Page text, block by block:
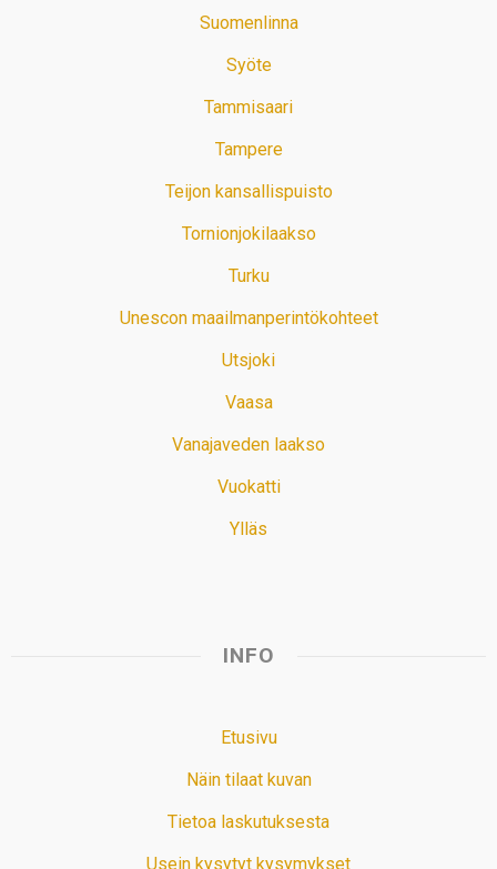
Suomenlinna
Syöte
Tammisaari
Tampere
Teijon kansallispuisto
Tornionjokilaakso
Turku
Unescon maailmanperintökohteet
Utsjoki
Vaasa
Vanajaveden laakso
Vuokatti
Ylläs
INFO
Etusivu
Näin tilaat kuvan
Tietoa laskutuksesta
Usein kysytyt kysymykset